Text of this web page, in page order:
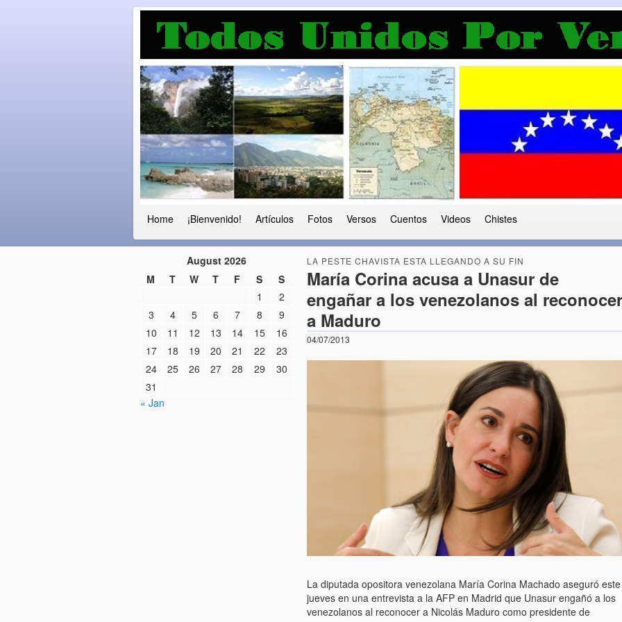
Luchando por la Democracia
Fuera el chavismo, la peor peste que le ha caido a esta tierra
Home ¡Bienvenido! Artículos Fotos Versos Cuentos Videos Chistes
LA PESTE CHAVISTA ESTA LLEGANDO A SU FIN
María Corina acusa a Unasur de
engañar a los venezolanos al reconocer
a Maduro
04/07/2013
La diputada opositora venezolana María Corina Machado aseguró este
jueves en una entrevista a la AFP en Madrid que Unasur engañó a los
venezolanos al reconocer a Nicolás Maduro como presidente de
August 2026
M
T W T F S
S
1
2
3
4 5 6 7 8
9
10
11 12 13 14 15
16
17
18 19 20 21 22
23
24
25 26 27 28 29
30
31
« Jan